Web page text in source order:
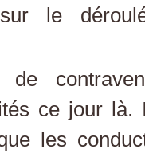
le
ce jour là.
les